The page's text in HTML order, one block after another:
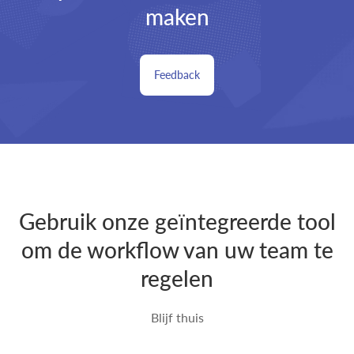
maken
Feedback
Gebruik onze geïntegreerde tool
om de workflow van uw team te
regelen
Blijf thuis